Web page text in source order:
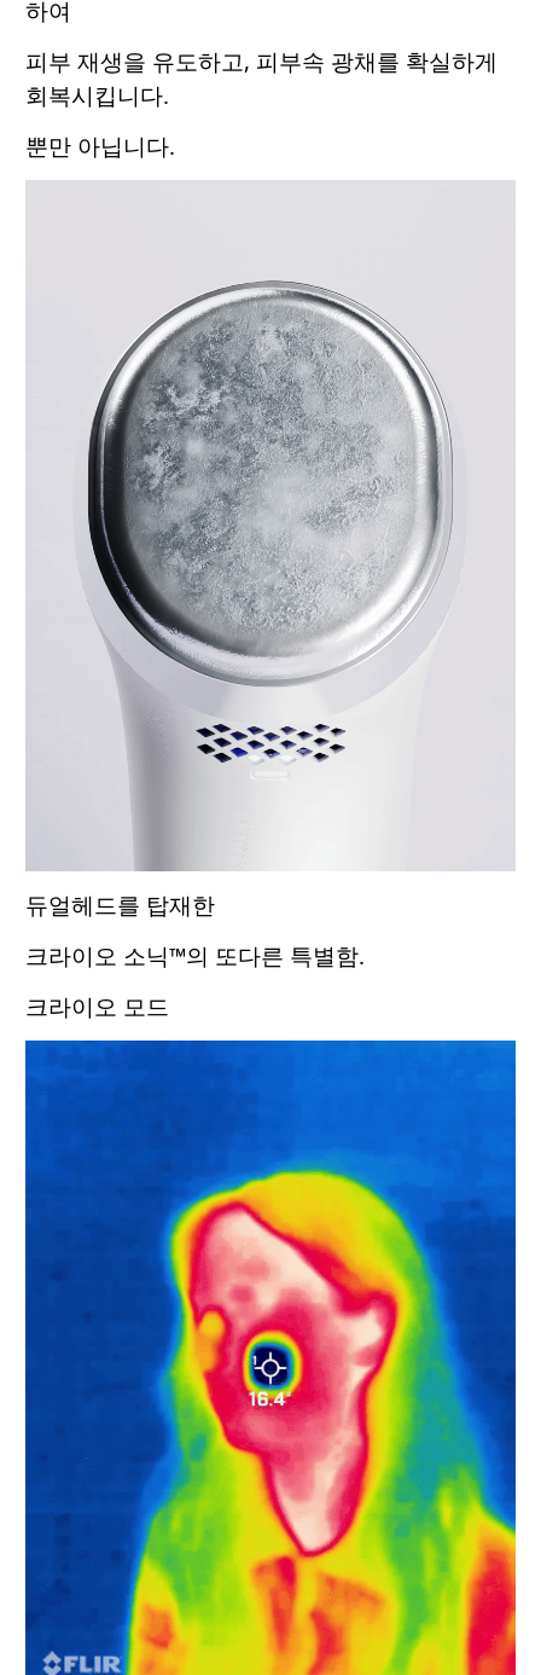
하여
피부 재생을 유도하고, 피부속 광채를 확실하게
회복시킵니다.
뿐만 아닙니다.
듀얼헤드를 탑재한
크라이오 소닉™의 또다른 특별함.
크라이오 모드